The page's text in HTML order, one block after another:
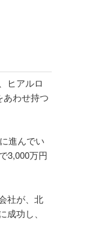
ヒアルロ
あわせ持つ
進んでい
3,000万円
社が、北
功し、